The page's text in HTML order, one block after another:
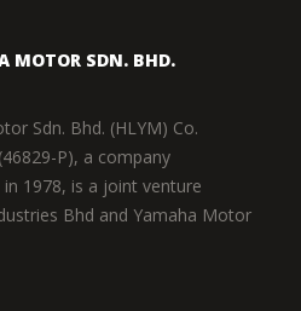
MOTOR SDN. BHD.
Sdn. Bhd. (HLYM) Co.
P), a company
1978, is a joint venture
Bhd and Yamaha Motor